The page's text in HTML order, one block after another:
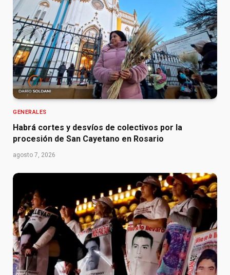
GENERALES
Habrá cortes y desvíos de colectivos por la
procesión de San Cayetano en Rosario
agosto 7, 2026